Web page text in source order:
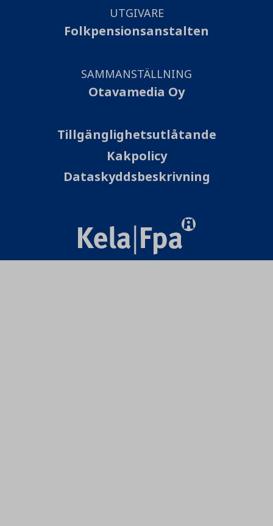
UTGIVARE
Folkpensionsanstalten
SAMMANSTÄLLNING
Otavamedia Oy
Tillgänglighetsutlåtande
Kakpolicy
Dataskyddsbeskrivning